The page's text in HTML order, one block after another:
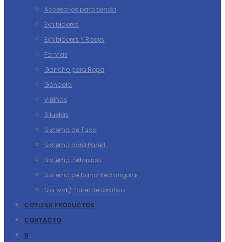
Accesorios para tienda
Exhibidores
Exhibidores Y Racks
Formas
Gancho para Ropa
Góndola
Vitrinas
Siluetas
Sistema de Tubo
Sistema para Pared
Sistema Perforado
Sistema de Barra Rectangular
Slatwall/ Panel Decorativo
COTIZAR PRODUCTOS
CONTACTO
0